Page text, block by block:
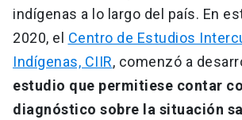
indígenas a lo largo del país. En
2020, el Centro de Estudios
Indígenas, CIIR, comenzó a
estudio que permitiese contar
diagnóstico sobre la situación